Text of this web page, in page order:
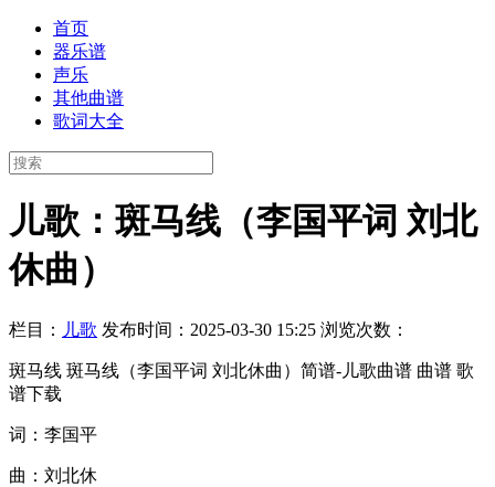
首页
器乐谱
声乐
其他曲谱
歌词大全
儿歌：斑马线（李国平词 刘北
休曲）
栏目： 儿歌 发布时间：2025-03-30 15:25 浏览次数：
斑马线 斑马线（李国平词 刘北休曲）简谱-儿歌曲谱 曲谱 歌
谱下载
词：李国平
曲：刘北休